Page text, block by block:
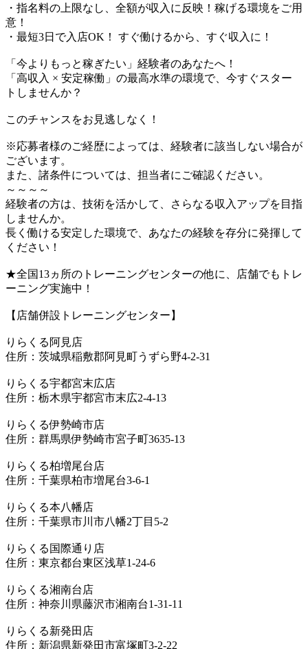
・指名料の上限なし、全額が収入に反映！稼げる環境をご用
意！
・最短3日で入店OK！ すぐ働けるから、すぐ収入に！
「今よりもっと稼ぎたい」経験者のあなたへ！
「高収入 × 安定稼働」の最高水準の環境で、今すぐスター
トしませんか？
このチャンスをお見逃しなく！
※応募者様のご経歴によっては、経験者に該当しない場合が
ございます。
また、諸条件については、担当者にご確認ください。
～～～～
経験者の方は、技術を活かして、さらなる収入アップを目指
しませんか。
長く働ける安定した環境で、あなたの経験を存分に発揮して
ください！
★全国13ヵ所のトレーニングセンターの他に、店舗でもトレ
ーニング実施中！
【店舗併設トレーニングセンター】
りらくる阿見店
住所：茨城県稲敷郡阿見町うずら野4-2-31
りらくる宇都宮末広店
住所：栃木県宇都宮市末広2-4-13
りらくる伊勢崎市店
住所：群馬県伊勢崎市宮子町3635-13
りらくる柏増尾台店
住所：千葉県柏市増尾台3-6-1
りらくる本八幡店
住所：千葉県市川市八幡2丁目5-2
りらくる国際通り店
住所：東京都台東区浅草1-24-6
りらくる湘南台店
住所：神奈川県藤沢市湘南台1-31-11
りらくる新発田店
住所：新潟県新発田市富塚町3-2-22